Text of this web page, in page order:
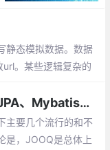
静态模拟数据。数据
。某些逻辑复杂的
据
几个数据持久化框架Hibernate、JPA、Mybatis、JOOQ和JDBC Template的比较
主要几个流行的和不
是，JOOQ是总体上